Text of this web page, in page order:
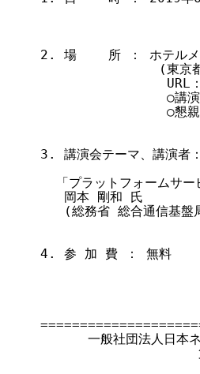
2. 場    所 ： ホテルメト
(東京
URL
○講演
○懇親
3. 講演会テーマ、講演者：
「プラットフォームサー
   岡本 剛和 氏
(総務省 総合通信基盤
4. 参 加 費 ： 無料
一般社団法人日本